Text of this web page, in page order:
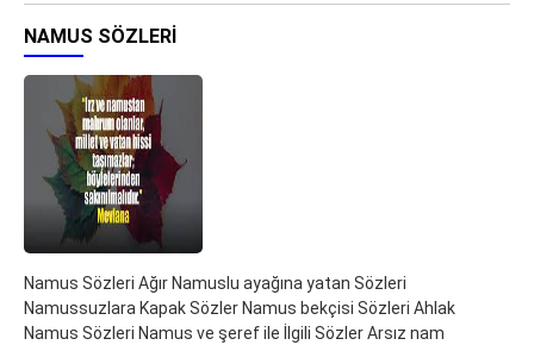
NAMUS SÖZLERI
Namus Sözleri Ağır Namuslu ayağına yatan Sözleri
Namussuzlara Kapak Sözler Namus bekçisi Sözleri Ahlak
Namus Sözleri Namus ve şeref ile İlgili Sözler Arsız nam